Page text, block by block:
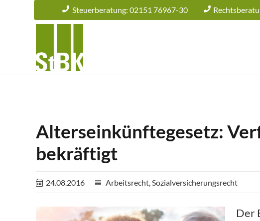
Steuerberatung: 02151 76967-30
Alterseinkünftegesetz:
bekräftigt
24.08.2016 reorder Arbeitsrecht,Sozialversicherungsrecht
Der